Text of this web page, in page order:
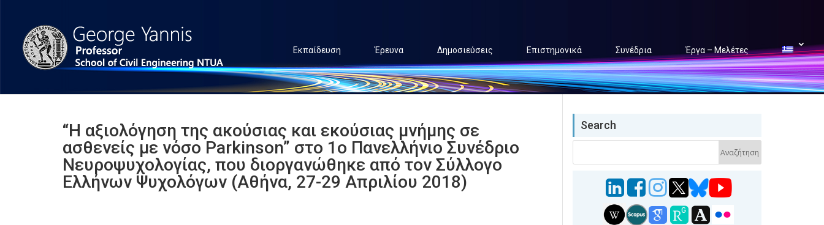
Εκπαίδευση Έρευνα Δημοσιεύσεις Επιστημονικά Συνέδρια Έργα – Μελέτες
“Η αξιολόγηση της ακούσιας και εκούσιας μνήμης σε
ασθενείς με νόσο Parkinson” στο 1ο Πανελλήνιο Συνέδριο
Νευροψυχολογίας, που διοργανώθηκε από τον Σύλλογο
Ελλήνων Ψυχολόγων (Αθήνα, 27-29 Απριλίου 2018)
Search